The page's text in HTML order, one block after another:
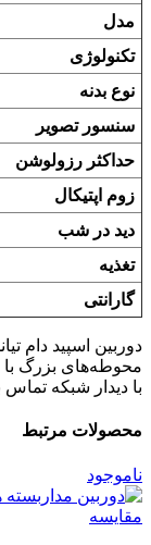
مدل
تکنولوژی
نوع بدنه
سنسور تصویر
حداکثر رزولوشن
زوم اپتیکال
دید در شب
تغذیه
گارانتی
محوطه‌های بزرگ
با دیدار شبکه تماس
محصولات مرتبط
ناموجود
مقایسه